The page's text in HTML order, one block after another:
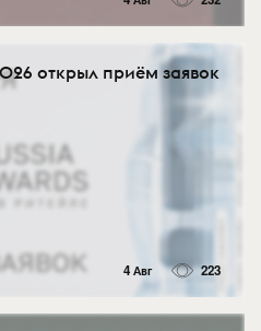
открыл приём заявок
4 Авг 223